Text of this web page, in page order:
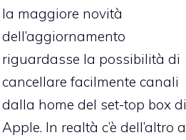
la maggiore novità
dell’aggiornamento
riguardasse la possibilità di
cancellare facilmente canali
dalla home del set-top box di
Apple. In realtà c’è dell’altro a